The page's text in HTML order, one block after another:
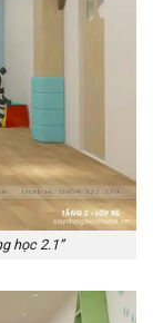
học 2.1”